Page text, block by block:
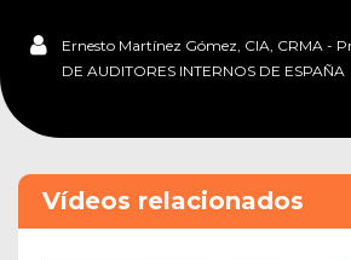
Ernesto Martínez Gómez, CIA, CRMA -
DE AUDITORES INTERNOS DE ESPAÑA
Vídeos relacionados